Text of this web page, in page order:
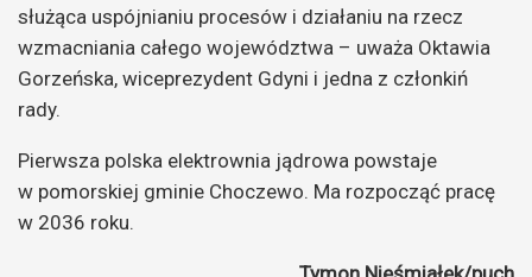
służąca uspójnianiu procesów i działaniu na rzecz
wzmacniania całego województwa – uważa Oktawia
Gorzeńska, wiceprezydent Gdyni i jedna z członkiń
rady.
Pierwsza polska elektrownia jądrowa powstaje
w pomorskiej gminie Choczewo. Ma rozpocząć pracę
w 2036 roku.